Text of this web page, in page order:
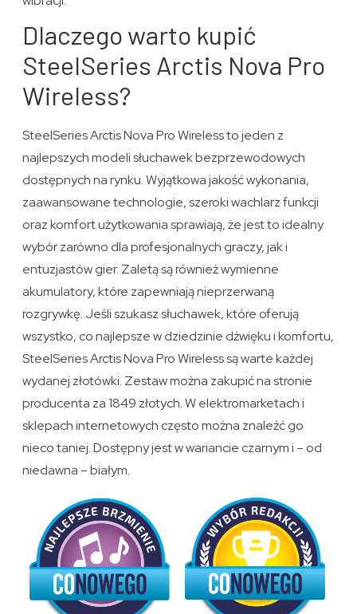
Dlaczego warto kupić
SteelSeries Arctis Nova Pro
Wireless?
SteelSeries Arctis Nova Pro Wireless to jeden z
najlepszych modeli słuchawek bezprzewodowych
dostępnych na rynku. Wyjątkowa jakość wykonania,
zaawansowane technologie, szeroki wachlarz funkcji
oraz komfort użytkowania sprawiają, że jest to idealny
wybór zarówno dla profesjonalnych graczy, jak i
entuzjastów gier. Zaletą są również wymienne
akumulatory, które zapewniają nieprzerwaną
rozgrywkę. Jeśli szukasz słuchawek, które oferują
wszystko, co najlepsze w dziedzinie dźwięku i komfortu,
SteelSeries Arctis Nova Pro Wireless są warte każdej
wydanej złotówki. Zestaw można zakupić na stronie
producenta za 1849 złotych. W elektromarketach i
sklepach internetowych często można znaleźć go
nieco taniej. Dostępny jest w wariancie czarnym i – od
niedawna – białym.